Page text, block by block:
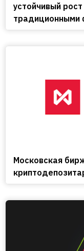
устойчивый
традиционными
Московская